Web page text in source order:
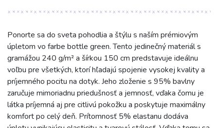
Ponorte sa do sveta pohodlia a štýlu s naším prémiovým
úpletom vo farbe bottle green. Tento jedinečný materiál s
gramážou 240 g/m² a šírkou 150 cm predstavuje ideálnu
voľbu pre všetkých, ktorí hľadajú spojenie vysokej kvality a
príjemného pocitu na dotyk. Jeho zloženie s 95% bavlny
zaručuje mimoriadnu priedušnosť a jemnosť, vďaka čomu je
látka príjemná aj pre citlivú pokožku a poskytuje maximálny
komfort po celý deň. Prítomnosť 5% elastanu dodáva